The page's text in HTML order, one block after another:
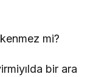
mi?
bir ara